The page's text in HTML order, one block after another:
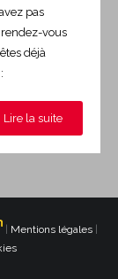
pas
rendez-vous
déjà
Lire la suite
| Mentions légales|